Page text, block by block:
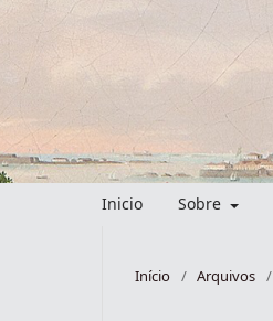
Inicio Sobre
Início / Arquivos /